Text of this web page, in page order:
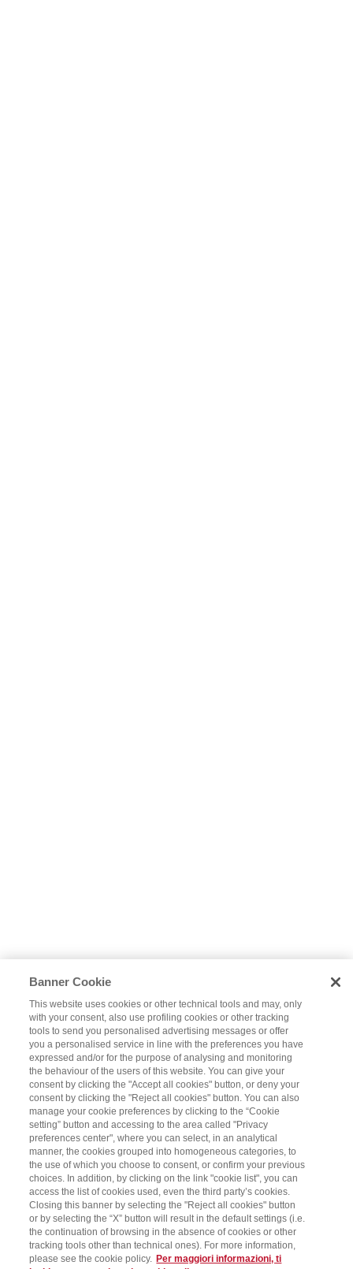
Banner Cookie
This website uses cookies or other technical tools and may, only
with your consent, also use profiling cookies or other tracking
tools to send you personalised advertising messages or offer
you a personalised service in line with the preferences you have
expressed and/or for the purpose of analysing and monitoring
the behaviour of the users of this website. You can give your
consent by clicking the "Accept all cookies" button, or deny your
consent by clicking the "Reject all cookies" button. You can also
manage your cookie preferences by clicking to the “Cookie
setting” button and accessing to the area called "Privacy
preferences center", where you can select, in an analytical
manner, the cookies grouped into homogeneous categories, to
the use of which you choose to consent, or confirm your previous
choices. In addition, by clicking on the link "cookie list", you can
access the list of cookies used, even the third party’s cookies.
Closing this banner by selecting the "Reject all cookies" button
or by selecting the “X” button will result in the default settings (i.e.
the continuation of browsing in the absence of cookies or other
tracking tools other than technical ones). For more information,
please see the cookie policy. Per maggiori informazioni, ti